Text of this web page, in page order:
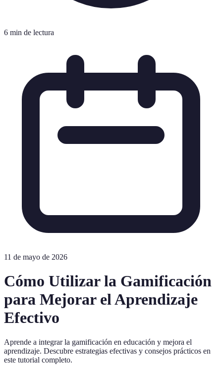
6 min de lectura
11 de mayo de 2026
Cómo Utilizar la Gamificación
para Mejorar el Aprendizaje
Efectivo
Aprende a integrar la gamificación en educación y mejora el
aprendizaje. Descubre estrategias efectivas y consejos prácticos en
este tutorial completo.